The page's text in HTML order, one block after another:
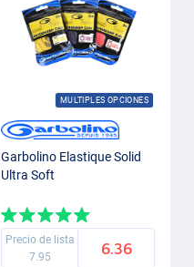
MULTIPLES OPCIONES
Garbolino Elastique Solid
Ultra Soft
Precio de lista
7.95
6.36